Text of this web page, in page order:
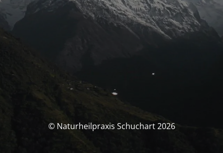
© Naturheilpraxis Schuchart 2026